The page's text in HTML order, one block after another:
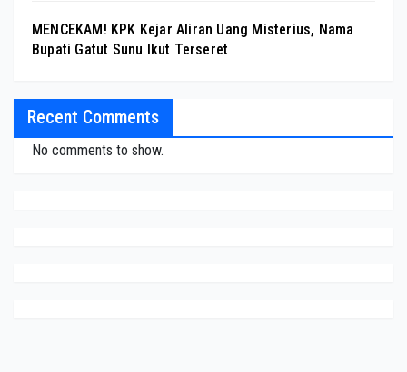
MENCEKAM! KPK Kejar Aliran Uang Misterius, Nama
Bupati Gatut Sunu Ikut Terseret
Recent Comments
No comments to show.